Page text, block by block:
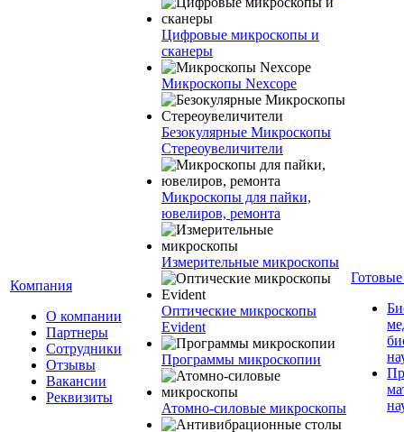
Компания
О компании
Партнеры
Сотрудники
Отзывы
Вакансии
Реквизиты
Цифровые микроскопы и
сканеры
Микроскопы Nexcope
Безокулярные Микроскопы
Стереоувеличители
Микроскопы для пайки,
ювелиров, ремонта
Измерительные микроскопы
Оптические микроскопы
Evident
Программы микроскопии
Атомно-силовые микроскопы